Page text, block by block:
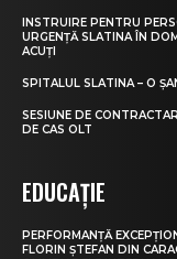
INSTRUIRE PENTRU
URGENȚĂ SLATINA ÎN
ACUȚI
SPITALUL SLATINA – O
SESIUNE DE
DE CAS OLT
EDUCAȚIE
PERFORMANȚĂ
FLORIN ȘTEFAN DIN